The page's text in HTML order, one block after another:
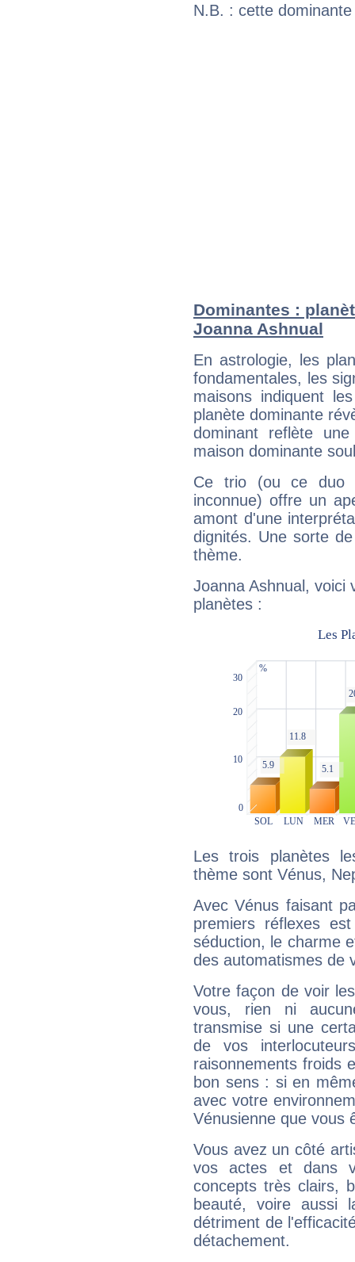
N.B. : cette
Dominantes :
Joanna Ashnual
En astrologie, les
fondamentales, les
maisons indiquent
planète dominante
dominant reflète
maison dominante
Ce trio (ou ce duo
inconnue) offre un
amont d'une
dignités. Une sorte
thème.
Joanna Ashnual, voici
planètes :
Les trois planètes
thème sont Vénus,
Avec Vénus faisant
premiers réflexes
séduction, le charme
des automatismes de
Votre façon de voir
vous, rien ni
transmise si une
de vos
raisonnements froids
bon sens : si en
avec votre
Vénusienne que vous
Vous avez un côté
vos actes et dans
concepts très clairs,
beauté, voire aussi
détriment de
détachement.